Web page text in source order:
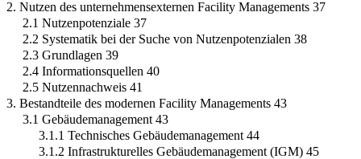
2. Nutzen des unternehmensexternen Facility Managements 37
2.1 Nutzenpotenziale 37
2.2 Systematik bei der Suche von Nutzenpotenzialen 38
2.3 Grundlagen 39
2.4 Informationsquellen 40
2.5 Nutzennachweis 41
3. Bestandteile des modernen Facility Managements 43
3.1 Gebäudemanagement 43
3.1.1 Technisches Gebäudemanagement 44
3.1.2 Infrastrukturelles Gebäudemanagement (IGM) 45